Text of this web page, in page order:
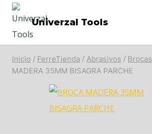
Saltar
contenido
Univerzal Tools
Inicio / FerreTienda / Abrasivos / Brocas
MADERA 35MM BISAGRA PARCHE